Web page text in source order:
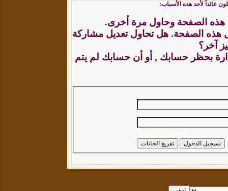
لأحد هذه الأسباب:
الصفحة وحاول مرة أخرى.
الصفحة. هل تحاول تعديل مشاركة
بحظر حسابك , أو أن حسابك لم يتم